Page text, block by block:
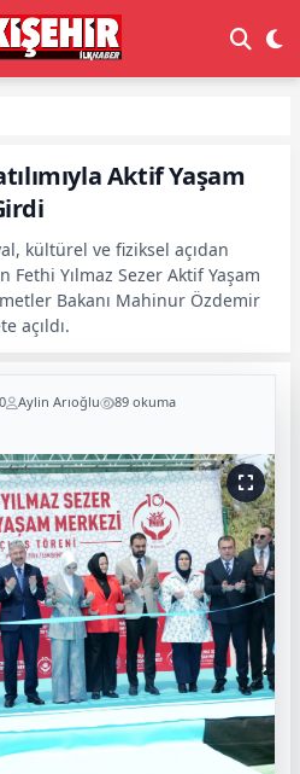
Aktif Yaşam
kültürel ve fiziksel açıdan
Yılmaz Sezer Aktif Yaşam
Bakanı Mahinur Özdemir
açıldı.
Aylin Arıoğlu 89 okuma